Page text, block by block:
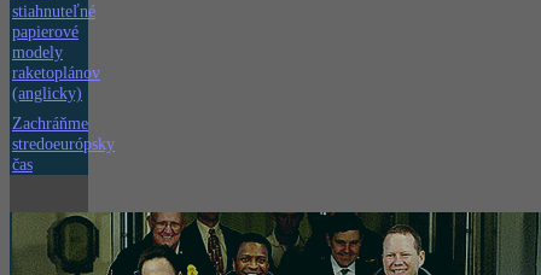
stiahnuteľné
papierové
modely
raketoplánov
(anglicky)
Zachráňme
stredoeurópsky
čas